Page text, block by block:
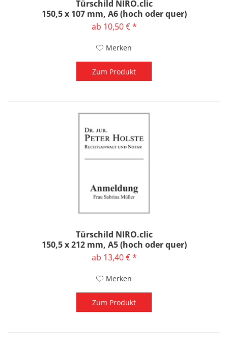
Türschild NIRO.clic
150,5 x 107 mm, A6 (hoch oder quer)
ab 10,50 € *
Merken
Zum Produkt
Türschild NIRO.clic
150,5 x 212 mm, A5 (hoch oder quer)
ab 13,40 € *
Merken
Zum Produkt